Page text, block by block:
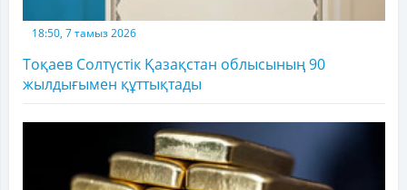
18:50, 7 тамыз 2026
Тоқаев Солтүстік Қазақстан облысының 90
жылдығымен құттықтады